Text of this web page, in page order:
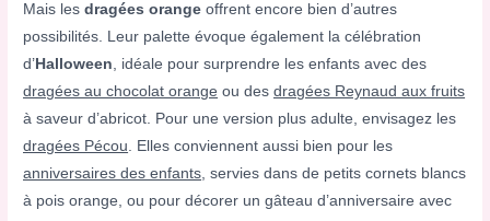
Mais lesdragées orange offrent encore bien d’autres
possibilités. Leur palette évoque également la célébration
d’ Halloween, idéale pour surprendre les enfants avec des
dragées au chocolat orange ou desdragées Reynaud aux fruits
à saveur d’abricot. Pour une version plus adulte, envisagez les
dragées Pécou. Elles conviennent aussi bien pour les
anniversaires des enfants, servies dans de petits cornets blancs
à pois orange, ou pour décorer un gâteau d’anniversaire avec